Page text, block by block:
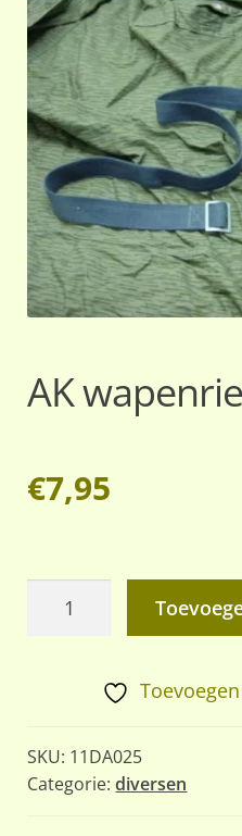
AK
€7,95
SKU: 11DA025
Categorie:diversen